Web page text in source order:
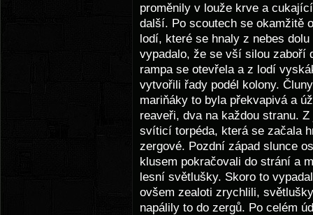
proměnily v louže krve a
další. Po scoutech se okamžitě
lodí, které se hnaly z nebes
vypadalo, že se vší silou zaboří
rampa se otevřela a z lodí
vytvořili řady podél kolony.
mariňáky to byla překvapivá a
reaveři, dva na každou stranu.
svíticí torpéda, která se začala
zergové. Pozdní západ slunce
klusem pokračovali do strání a
lesní světlušky. Skoro to
ovšem zealoti zrychlili,
napálily to do zergů. Po celém